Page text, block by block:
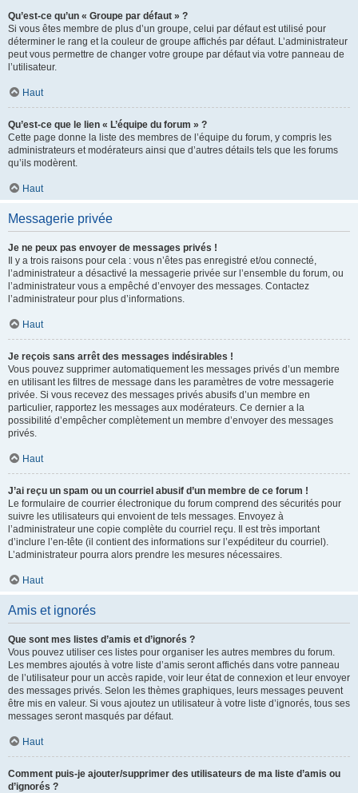
Qu’est-ce qu’un « Groupe par défaut » ?
Si vous êtes membre de plus d’un groupe, celui par défaut est utilisé pour
déterminer le rang et la couleur de groupe affichés par défaut. L’administrateur
peut vous permettre de changer votre groupe par défaut via votre panneau de
l’utilisateur.
Haut
Qu’est-ce que le lien « L’équipe du forum » ?
Cette page donne la liste des membres de l’équipe du forum, y compris les
administrateurs et modérateurs ainsi que d’autres détails tels que les forums
qu’ils modèrent.
Haut
Messagerie privée
Je ne peux pas envoyer de messages privés !
Il y a trois raisons pour cela : vous n’êtes pas enregistré et/ou connecté,
l’administrateur a désactivé la messagerie privée sur l’ensemble du forum, ou
l’administrateur vous a empêché d’envoyer des messages. Contactez
l’administrateur pour plus d’informations.
Haut
Je reçois sans arrêt des messages indésirables !
Vous pouvez supprimer automatiquement les messages privés d’un membre
en utilisant les filtres de message dans les paramètres de votre messagerie
privée. Si vous recevez des messages privés abusifs d’un membre en
particulier, rapportez les messages aux modérateurs. Ce dernier a la
possibilité d’empêcher complètement un membre d’envoyer des messages
privés.
Haut
J’ai reçu un spam ou un courriel abusif d’un membre de ce forum !
Le formulaire de courrier électronique du forum comprend des sécurités pour
suivre les utilisateurs qui envoient de tels messages. Envoyez à
l’administrateur une copie complète du courriel reçu. Il est très important
d’inclure l’en-tête (il contient des informations sur l’expéditeur du courriel).
L’administrateur pourra alors prendre les mesures nécessaires.
Haut
Amis et ignorés
Que sont mes listes d’amis et d’ignorés ?
Vous pouvez utiliser ces listes pour organiser les autres membres du forum.
Les membres ajoutés à votre liste d’amis seront affichés dans votre panneau
de l’utilisateur pour un accès rapide, voir leur état de connexion et leur envoyer
des messages privés. Selon les thèmes graphiques, leurs messages peuvent
être mis en valeur. Si vous ajoutez un utilisateur à votre liste d’ignorés, tous ses
messages seront masqués par défaut.
Haut
Comment puis-je ajouter/supprimer des utilisateurs de ma liste d’amis ou
d’ignorés ?